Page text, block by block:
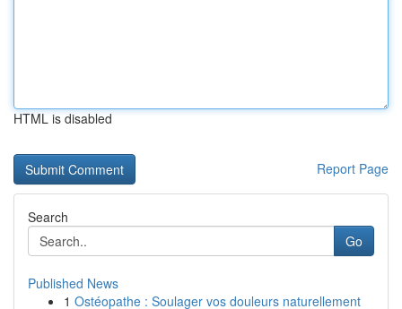
HTML is disabled
Report Page
Search
Go
Published News
1 Ostéopathe : Soulager vos douleurs naturellement